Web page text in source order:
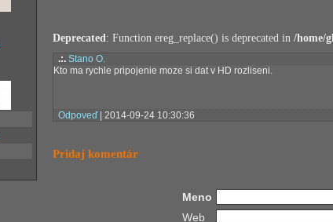
Deprecated: Function ereg_replace() is deprecated in /home/
.:. Stano O.
Kto ma rychle pripojenie moze si dat v HD rozliseni.
Odpoveď| 2014-09-24 10:30:36
Pridaj komentár
Meno
Web